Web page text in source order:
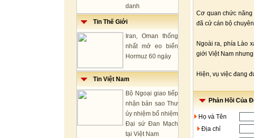
danh
Tin Thế Giới
Iran, Oman thống
nhất mở eo biển
Hormuz 60 ngày
Tin Việt Nam
Bộ Ngoại giao tiếp
nhận bản sao Thư
ủy nhiệm bổ nhiệm
Đại sứ Đan Mạch
tại Việt Nam
Cơ quan chức năng
đã cử cán bộ
Ngoài ra, phía Lào
giới Việt Nam
Hiện, vụ việc đang
Phản Hồi Của
Họ và Tên
Địa chỉ